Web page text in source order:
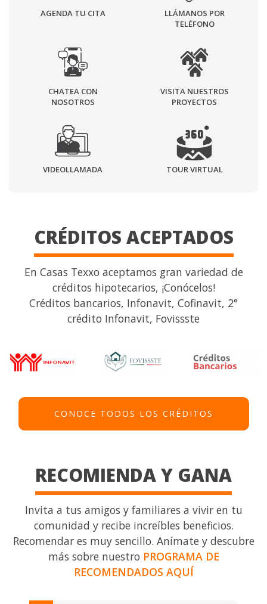
AGENDA TU CITA
LLÁMANOS POR
TELÉFONO
CHATEA CON
NOSOTROS
VISITA NUESTROS
PROYECTOS
VIDEOLLAMADA TOUR VIRTUAL
CRÉDITOS ACEPTADOS
En Casas Texxo aceptamos gran variedad de
créditos hipotecarios, ¡Conócelos!
Créditos bancarios, Infonavit, Cofinavit, 2°
crédito Infonavit, Fovissste
CONOCE TODOS LOS CRÉDITOS
RECOMIENDA Y GANA
Invita a tus amigos y familiares a vivir en tu
comunidad y recibe increíbles beneficios.
Recomendar es muy sencillo. Anímate y descubre
más sobre nuestro PROGRAMA DE
RECOMENDADOS AQUÍ